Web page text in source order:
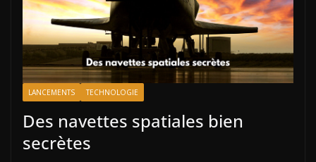
LANCEMENTS TECHNOLOGIE
Des navettes spatiales bien
secrètes